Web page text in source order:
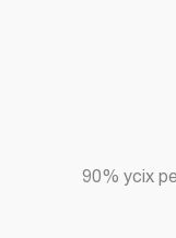
90% усіх